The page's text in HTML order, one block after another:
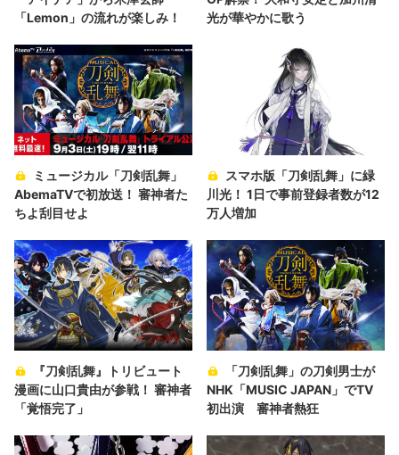
「Lemon」の流れが楽しみ！
光が華やかに歌う
ミュージカル「刀剣乱舞」
AbemaTVで初放送！ 審神者た
ちよ刮目せよ
スマホ版「刀剣乱舞」に緑
川光！ 1日で事前登録者数が12
万人増加
『刀剣乱舞』トリビュート
漫画に山口貴由が参戦！ 審神者
「覚悟完了」
「刀剣乱舞」の刀剣男士が
NHK「MUSIC JAPAN」でTV
初出演 審神者熱狂